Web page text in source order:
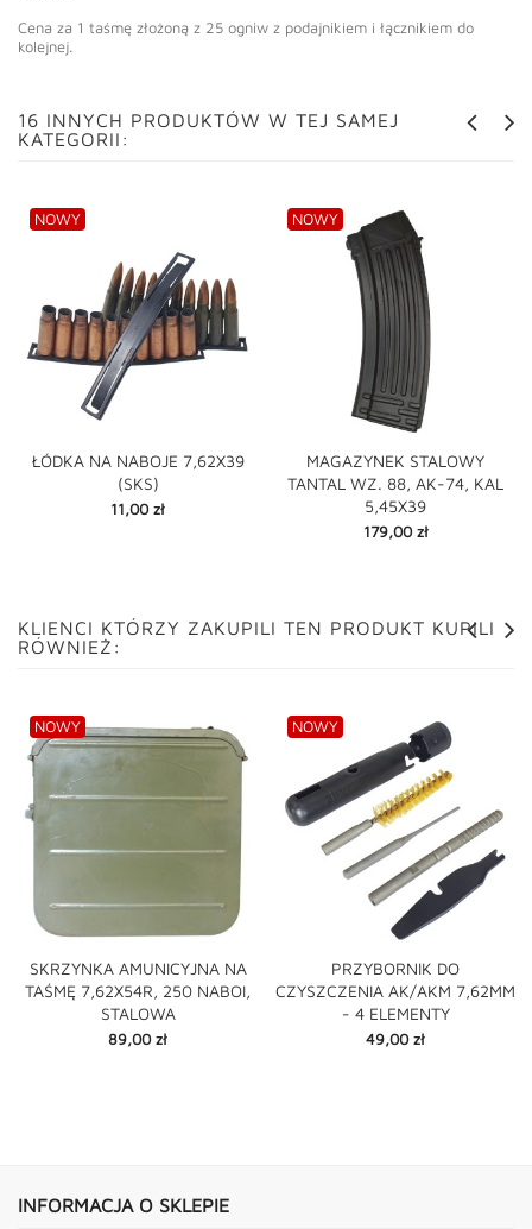
Cena za 1 taśmę złożoną z 25 ogniw z podajnikiem i łącznikiem do
kolejnej.
16 INNYCH PRODUKTÓW W TEJ SAMEJ
KATEGORII:
ŁÓDKA NA NABOJE 7,62X39
(SKS)
Cena
11,00 zł
NOWY
MAGAZYNEK STALOWY
TANTAL WZ. 88, AK-74, KAL
5,45X39
Cena
179,00 zł
NOWY
KLIENCI KTÓRZY ZAKUPILI TEN PRODUKT KUPILI
RÓWNIEŻ:
SKRZYNKA AMUNICYJNA NA
TAŚMĘ 7,62X54R, 250 NABOI,
STALOWA
Cena
89,00 zł
NOWY
PRZYBORNIK DO
CZYSZCZENIA AK/AKM 7,62MM
- 4 ELEMENTY
Cena
49,00 zł
NOWY
INFORMACJA O SKLEPIE